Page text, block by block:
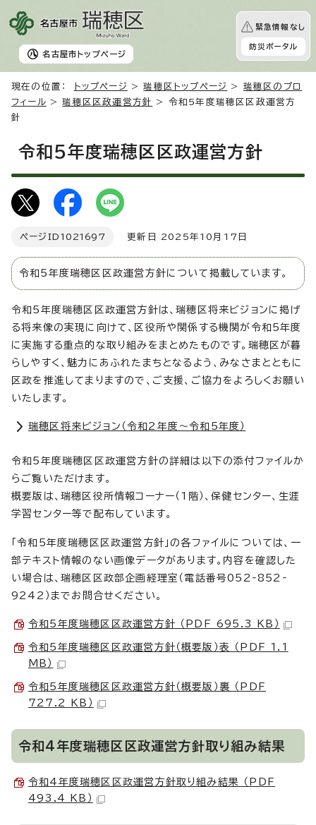
名古屋市 トップページ
緊急情報なし
防災ポータル
現在の位置： トップページ >瑞穂区トップページ > 瑞穂区のプロ
フィール >瑞穂区区政運営方針
> 令和5年度瑞穂区区政運営方
針
令和5年度瑞穂区区政運営方針
ページID 1021697 更新日 2025年10月17日
令和5年度瑞穂区区政運営方針について掲載しています。
令和5年度瑞穂区区政運営方針は、瑞穂区将来ビジョンに掲げ
る将来像の実現に向けて、区役所や関係する機関が令和5年度
に実施する重点的な取り組みをまとめたものです。瑞穂区が暮
らしやすく、魅力にあふれたまちとなるよう、みなさまとともに
区政を推進してまりますので、ご支援、ご協力をよろしくお願い
いたします。
瑞穂区将来ビジョン（令和2年度～令和5年度）
令和5年度瑞穂区区政運営方針の詳細は以下の添付ファイルか
らご覧いただけます。
概要版は、瑞穂区役所情報コーナー（1階）、保健センター、生涯
学習センター等で配布しています。
「令和5年度瑞穂区区政運営方針」の各ファイルについては、一
部テキスト情報のない画像データがあります。内容を確認した
い場合は、瑞穂区区政部企画経理室（電話番号052‐852‐
9242）までお問合せください。
令和5年度瑞穂区区政運営方針 （PDF 695.3 KB）
令和5年度瑞穂区区政運営方針（概要版）表 （PDF 1.1
MB）
令和5年度瑞穂区区政運営方針（概要版）裏 （PDF
727.2 KB）
令和4年度瑞穂区区政運営方針取り組み結果
令和4年度瑞穂区区政運営方針取り組み結果 （PDF
493.4 KB）